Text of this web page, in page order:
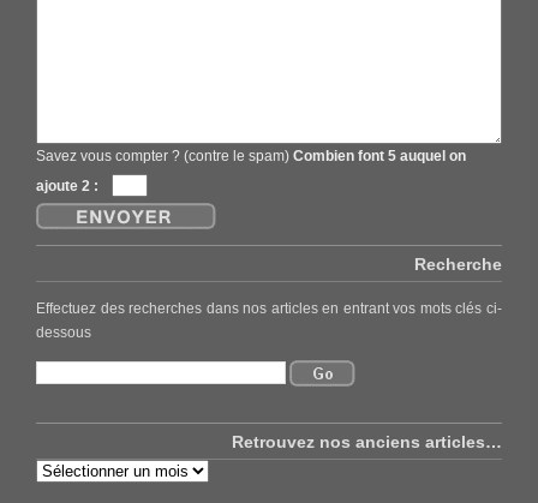
Savez vous compter ? (contre le spam) Combien font 5 auquel on
ajoute 2 :
Recherche
Effectuez des recherches dans nos articles en entrant vos mots clés ci-
dessous
Retrouvez nos anciens articles…
Retrouvez